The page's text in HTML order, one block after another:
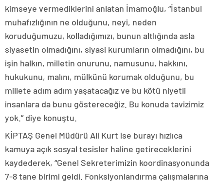
kimseye vermediklerini anlatan İmamoğlu, “İstanbul
muhafızlığının ne olduğunu, neyi, neden
koruduğumuzu, kolladığımızı, bunun altlığında asla
siyasetin olmadığını, siyasi kurumların olmadığını, bu
işin halkın, milletin onurunu, namusunu, hakkını,
hukukunu, malını, mülkünü korumak olduğunu, bu
millete adım adım yaşatacağız ve bu kötü niyetli
insanlara da bunu göstereceğiz. Bu konuda tavizimiz
yok.” diye konuştu.
KİPTAŞ Genel Müdürü Ali Kurt ise burayı hızlıca
kamuya açık sosyal tesisler haline getireceklerini
kaydederek, “Genel Sekreterimizin koordinasyonunda
7-8 tane birimi geldi. Fonksiyonlandırma çalışmalarına